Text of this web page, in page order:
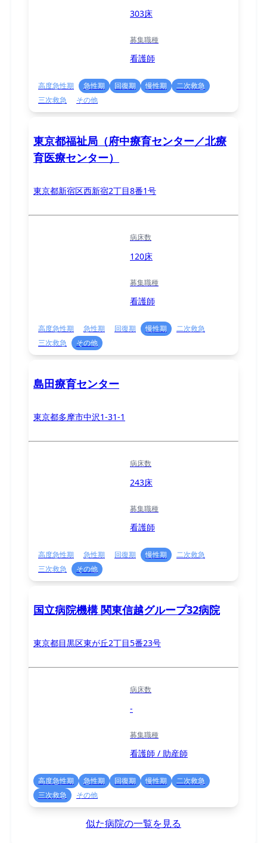
303床
募集職種
看護師
高度急性期 急性期 回復期 慢性期
二次救急
三次救急
その他
東京都福祉局（府中療育センター／北療
育医療センター）
東京都新宿区西新宿2丁目8番1号
病床数
120床
募集職種
看護師
高度急性期 急性期 回復期 慢性期
二次救急
三次救急
その他
島田療育センター
東京都多摩市中沢1-31-1
病床数
243床
募集職種
看護師
高度急性期 急性期 回復期 慢性期
二次救急
三次救急
その他
国立病院機構 関東信越グループ32病院
東京都目黒区東が丘2丁目5番23号
病床数
-
募集職種
看護師 / 助産師
高度急性期 急性期 回復期 慢性期
二次救急
三次救急
その他
似た病院の一覧を見る